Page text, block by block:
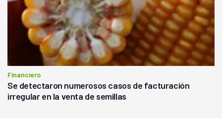
Financiero
Se detectaron numerosos casos de facturación
irregular en la venta de semillas